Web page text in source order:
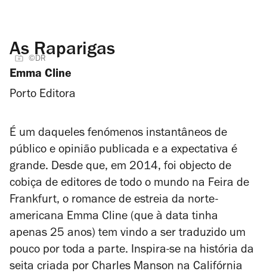
As Raparigas
©DR
Emma Cline
Porto Editora
É um daqueles fenómenos instantâneos de
público e opinião publicada e a expectativa é
grande. Desde que, em 2014, foi objecto de
cobiça de editores de todo o mundo na Feira de
Frankfurt, o romance de estreia da norte-
americana Emma Cline (que à data tinha
apenas 25 anos) tem vindo a ser traduzido um
pouco por toda a parte. Inspira-se na história da
seita criada por Charles Manson na Califórnia